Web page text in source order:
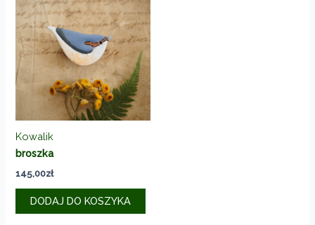
Kowalik
broszka
145,00zł
DODAJ DO KOSZYKA